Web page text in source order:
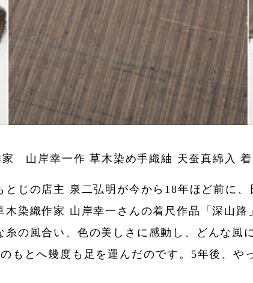
山岸幸一作 草木染め手織紬 天蚕真綿入 着
じの店主 泉二弘明が今から18年ほど前に
染織作家 山岸幸一さんの着尺作品「深山
の風合い、色の美しさに感動し、どんな風
もとへ幾度も足を運んだのです。5年後、や